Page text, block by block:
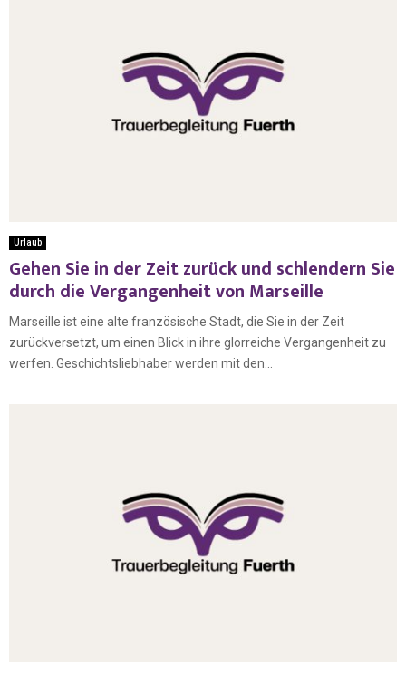
Urlaub
Gehen Sie in der Zeit zurück und schlendern Sie
durch die Vergangenheit von Marseille
Marseille ist eine alte französische Stadt, die Sie in der Zeit
zurückversetzt, um einen Blick in ihre glorreiche Vergangenheit zu
werfen. Geschichtsliebhaber werden mit den...